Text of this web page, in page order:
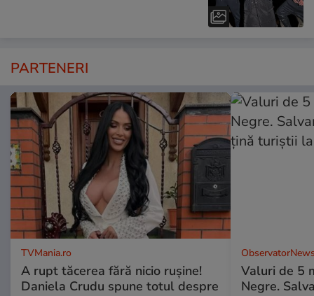
PARTENERI
TVMania.ro
A rupt tăcerea fără nicio rușine!
Daniela Crudu spune totul despre
Valuri de 5
Negre.